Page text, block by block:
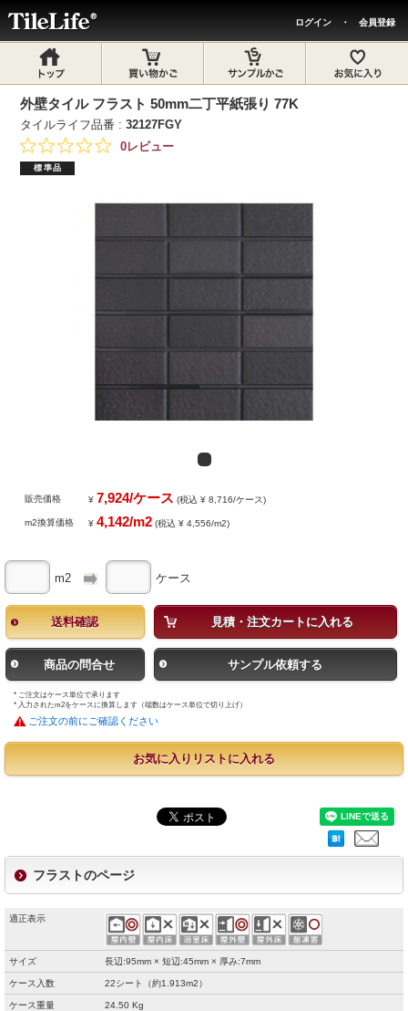
ログイン ・ 会員登録
外壁タイル フラスト 50mm二丁平紙張り 77K
タイルライフ品番 :32127FGY
0レビュー
標準品
販売価格 ¥ 7,924/ケース (税込 ¥ 8,716/ケース)
m2換算価格 ¥4,142/m2 (税込 ¥ 4,556/m2)
m2 ケース
送料確認 見積・注文カートに入れる
商品の問合せ サンプル依頼する
* ご注文はケース単位で承ります
* 入力されたm2をケースに換算します（端数はケース単位で切り上げ）
ご注文の前にご確認ください
お気に入りリストに入れる
フラストのページ
適正表示
サイズ 長辺:95mm × 短辺:45mm × 厚み:7mm
ケース入数 22シート（約1.913m2）
ケース重量 24.50 Kg